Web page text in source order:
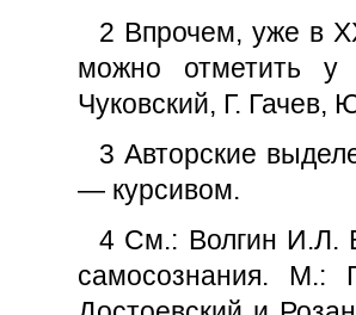
2 Впрочем, уже в
можно отметить
Чуковский, Г. Гачев,
3 Авторские
— курсивом.
4 См.: Волгин И.Л.
самосознания.